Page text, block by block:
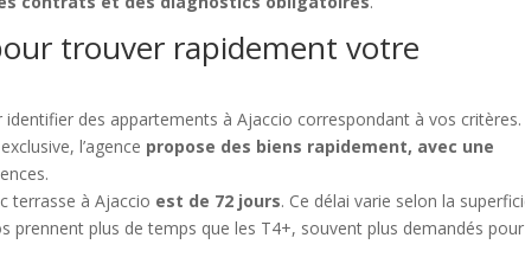
trouver rapidement votre
des appartements à Ajaccio correspondant à vos critères.
l’agence propose des biens rapidement, avec une
terrasse à Ajaccio est de 72 jours. Ce délai varie selon la
prennent plus de temps que les T4+, souvent plus demandés